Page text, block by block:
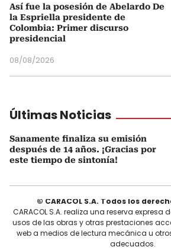
Así fue la posesión de Abelardo De
la Espriella presidente de
Colombia: Primer discurso
presidencial
08/08/2026
Últimas Noticias
Sanamente finaliza su emisión
después de 14 años. ¡Gracias por
este tiempo de sintonía!
© CARACOL S.A. Todos los
CARACOL S.A. realiza una reserva expresa
usos de las obras y otras prestaciones
web a medios de lectura mecánica u
adecuados.